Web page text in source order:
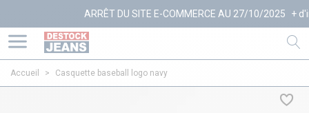
ARRÊT DU SITE E-COMMERCE AU 27/10/2025 +
Accueil > Casquette baseball logo navy